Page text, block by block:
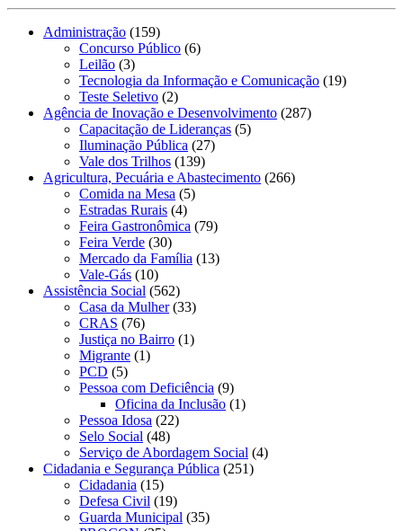
Administração (159)
Concurso Público (6)
Leilão (3)
Tecnologia da Informação e Comunicação (19)
Teste Seletivo (2)
Agência de Inovação e Desenvolvimento (287)
Capacitação de Lideranças (5)
Iluminação Pública (27)
Vale dos Trilhos (139)
Agricultura, Pecuária e Abastecimento (266)
Comida na Mesa (5)
Estradas Rurais (4)
Feira Gastronômica (79)
Feira Verde (30)
Mercado da Família (13)
Vale-Gás (10)
Assistência Social (562)
Casa da Mulher(33)
CRAS (76)
Justiça no Bairro (1)
Migrante (1)
PCD (5)
Pessoa com Deficiência (9)
Oficina da Inclusão (1)
Pessoa Idosa (22)
Selo Social (48)
Serviço de Abordagem Social (4)
Cidadania e Segurança Pública (251)
Cidadania (15)
Defesa Civil (19)
Guarda Municipal (35)